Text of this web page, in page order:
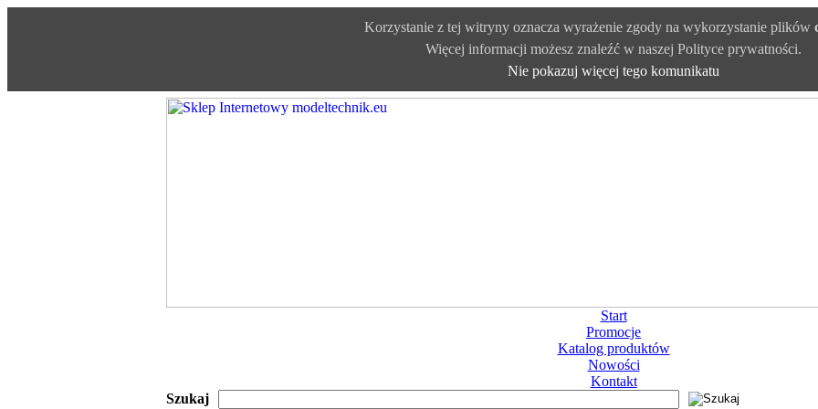
Korzystanie z tej witryny oznacza wyrażenie zgody na wykorzystanie plików
Więcej informacji możesz znaleźć w naszej Polityce prywatności.
Nie pokazuj więcej tego komunikatu
Start
Promocje
Katalog produktów
Nowości
Kontakt
Szukaj